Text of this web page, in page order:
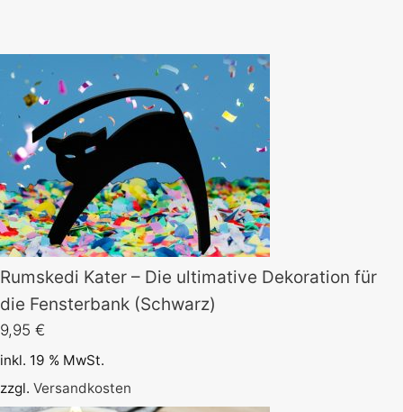
Rumskedi Kater – Die ultimative Dekoration für
die Fensterbank (Schwarz)
9,95 €
inkl. 19 % MwSt.
zzgl. Versandkosten